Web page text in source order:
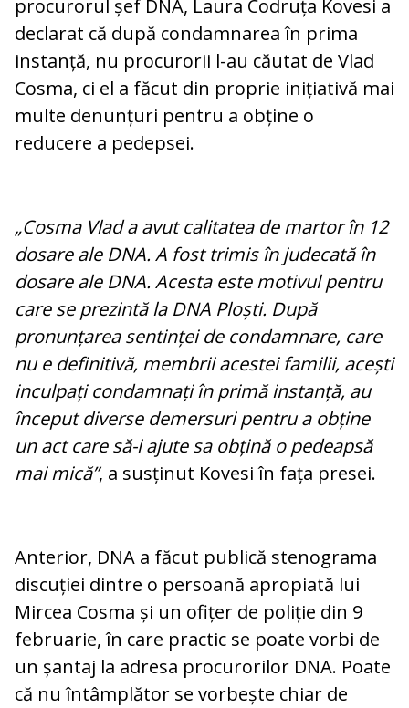
procurorul șef DNA, Laura Codruța Kovesi a
declarat că după condamnarea în prima
instanță, nu procurorii l-au căutat de Vlad
Cosma, ci el a făcut din proprie inițiativă mai
multe denunțuri pentru a obține o
reducere a pedepsei.
„Cosma Vlad a avut calitatea de martor în 12
dosare ale DNA. A fost trimis în judecată în
dosare ale DNA. Acesta este motivul pentru
care se prezintă la DNA Ploști. După
pronunțarea sentinței de condamnare, care
nu e definitivă, membrii acestei familii, acești
inculpați condamnați în primă instanță, au
început diverse demersuri pentru a obține
un act care să-i ajute sa obțină o pedeapsă
mai mică”, a susținut Kovesi în fața presei.
Anterior, DNA a făcut publică stenograma
discuției dintre o persoană apropiată lui
Mircea Cosma și un ofițer de poliție din 9
februarie, în care practic se poate vorbi de
un șantaj la adresa procurorilor DNA. Poate
că nu întâmplător se vorbește chiar de